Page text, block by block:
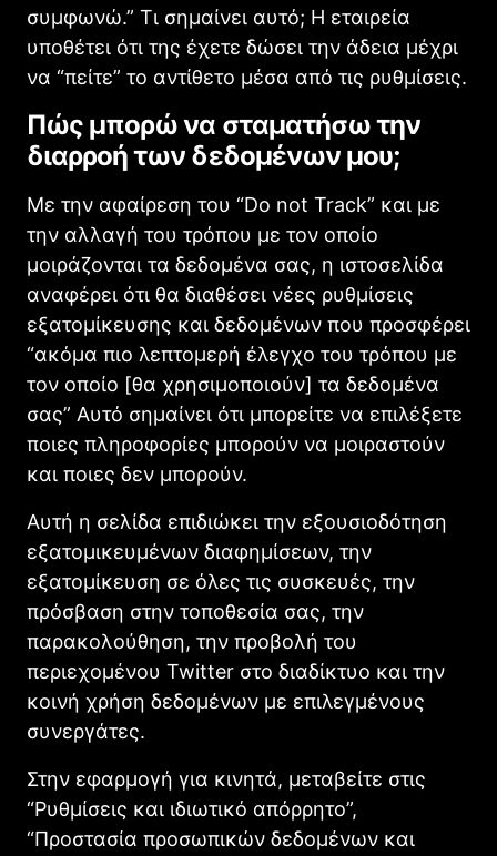
συμφωνώ.” Τι σημαίνει αυτό; Η εταιρεία
υποθέτει ότι της έχετε δώσει την άδεια μέχρι
να “πείτε” το αντίθετο μέσα από τις ρυθμίσεις.
Πώς μπορώ να σταματήσω την
διαρροή των δεδομένων μου;
Με την αφαίρεση του “Do not Track” και με
την αλλαγή του τρόπου με τον οποίο
μοιράζονται τα δεδομένα σας, η ιστοσελίδα
αναφέρει ότι θα διαθέσει νέες ρυθμίσεις
εξατομίκευσης και δεδομένων που προσφέρει
“ακόμα πιο λεπτομερή έλεγχο του τρόπου με
τον οποίο [θα χρησιμοποιούν] τα δεδομένα
σας” Αυτό σημαίνει ότι μπορείτε να επιλέξετε
ποιες πληροφορίες μπορούν να μοιραστούν
και ποιες δεν μπορούν.
Αυτή η σελίδα επιδιώκει την εξουσιοδότηση
εξατομικευμένων διαφημίσεων, την
εξατομίκευση σε όλες τις συσκευές, την
πρόσβαση στην τοποθεσία σας, την
παρακολούθηση, την προβολή του
περιεχομένου Twitter στο διαδίκτυο και την
κοινή χρήση δεδομένων με επιλεγμένους
συνεργάτες.
Στην εφαρμογή για κινητά, μεταβείτε στις
“Ρυθμίσεις και ιδιωτικό απόρρητο”,
“Προστασία προσωπικών δεδομένων και